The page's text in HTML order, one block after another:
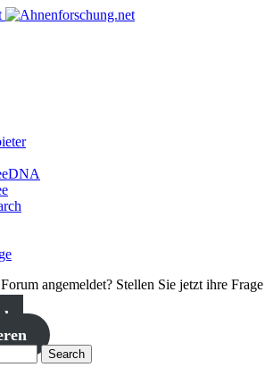
angemeldet? Stellen Sie jetzt ihre
Search